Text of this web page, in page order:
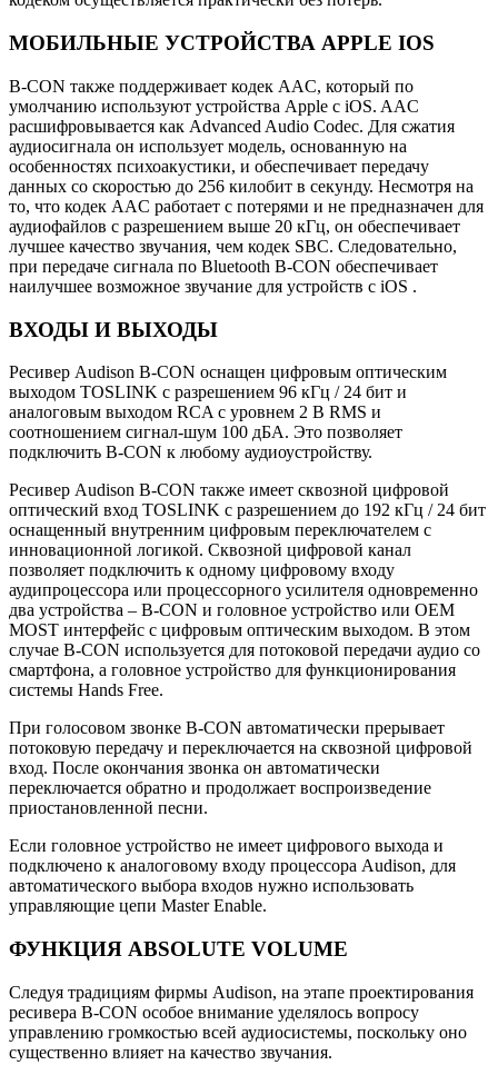
МОБИЛЬНЫЕ УСТРОЙСТВА APPLE IOS
B-CON также поддерживает кодек AAC, который по
умолчанию используют устройства Apple с iOS. AAC
расшифровывается как Advanced Audio Codec. Для сжатия
аудиосигнала он использует модель, основанную на
особенностях психоакустики, и обеспечивает передачу
данных со скоростью до 256 килобит в секунду. Несмотря на
то, что кодек AAC работает с потерями и не предназначен для
аудиофайлов с разрешением выше 20 кГц, он обеспечивает
лучшее качество звучания, чем кодек SBC. Следовательно,
при передаче сигнала по Bluetooth B-CON обеспечивает
наилучшее возможное звучание для устройств с iOS .
ВХОДЫ И ВЫХОДЫ
Ресивер Audison B-CON оснащен цифровым оптическим
выходом TOSLINK с разрешением 96 кГц / 24 бит и
аналоговым выходом RCA c уровнем 2 В RMS и
соотношением сигнал-шум 100 дБА. Это позволяет
подключить B-CON к любому аудиоустройству.
Ресивер Audison B-CON также имеет сквозной цифровой
оптический вход TOSLINK с разрешением до 192 кГц / 24 бит
оснащенный внутренним цифровым переключателем с
инновационной логикой. Сквозной цифровой канал
позволяет подключить к одному цифровому входу
аудипроцессора или процессорного усилителя одновременно
два устройства – B-CON и головное устройство или ОЕМ
MOST интерфейс с цифровым оптическим выходом. В этом
случае B-CON используется для потоковой передачи аудио со
смартфона, а головное устройство для функционирования
системы Hands Free.
При голосовом звонке B-CON автоматически прерывает
потоковую передачу и переключается на сквозной цифровой
вход. После окончания звонка он автоматически
переключается обратно и продолжает воспроизведение
приостановленной песни.
Если головное устройство не имеет цифрового выхода и
подключено к аналоговому входу процессора Audison, для
автоматического выбора входов нужно использовать
управляющие цепи Master Enable.
ФУНКЦИЯ ABSOLUTE VOLUME
Следуя традициям фирмы Audison, на этапе проектирования
ресивера B-CON особое внимание уделялось вопросу
управлению громкостью всей аудиосистемы, поскольку оно
существенно влияет на качество звучания.